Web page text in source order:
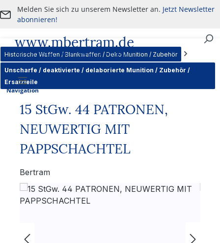
Zum Hauptinhalt springen
Melden Sie sich zu unserem Newsletter an. Jetzt Newsletter
abonnieren!
www.mbertram.de
An- und Verkauf von militärischen Antiquitäten
Navigation
Historische Waffen / Blankwaffen / Deko Munition / Zubehör
Unscharfe / deaktivierte / delaborierte Munition / Zubehör /
Ersatzteile
15 StGw. 44 PATRONEN,
NEUWERTIG MIT
PAPPSCHACHTEL
Bertram
Bildergalerie überspringen